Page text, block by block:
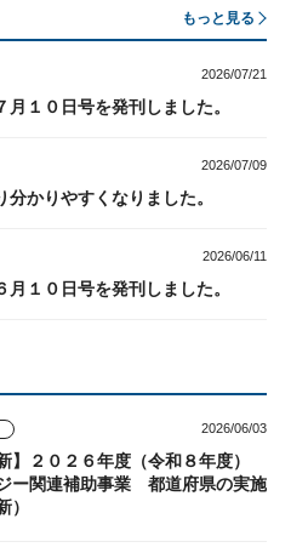
もっと見る
2026/07/21
１０日号を発刊しました。
2026/07/09
かりやすくなりました。
2026/06/11
１０日号を発刊しました。
2026/06/03
】２０２６年度（令和８年度）
ー関連補助事業 都道府県の実施
）